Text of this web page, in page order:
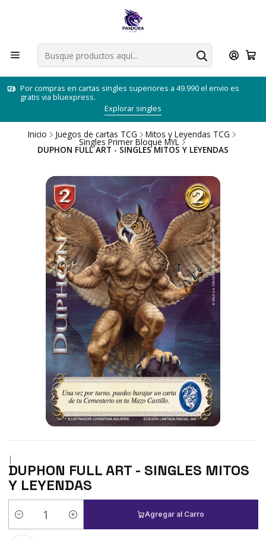
Por compras en cartas singles superiores a 49.990 el envio es
gratis via bluexpress.
Explorar singles
Inicio Juegos de cartas TCG Mitos y Leyendas TCG
Singles Primer Bloque MYL
DUPHON FULL ART - SINGLES MITOS Y LEYENDAS
|
DUPHON FULL ART - SINGLES MITOS
Y LEYENDAS
Cantidad
Agregar al Carro